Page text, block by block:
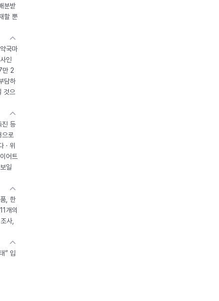
분받
할 뿐
국마
인
만 2
담하
것으
진 등
로
· 위
어트
일
, 한
개의
사,
” 입